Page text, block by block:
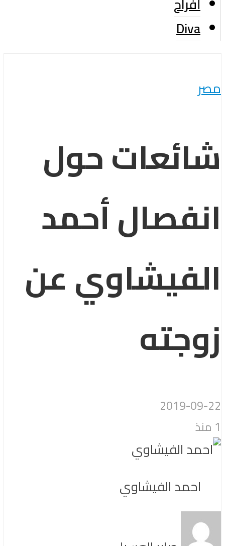
Diva
مصر
شائعات حول
انفصال أحمد
الفيشاوي عن
زوجته
2019-09-22
1 منذ
احمد الفيشاوي